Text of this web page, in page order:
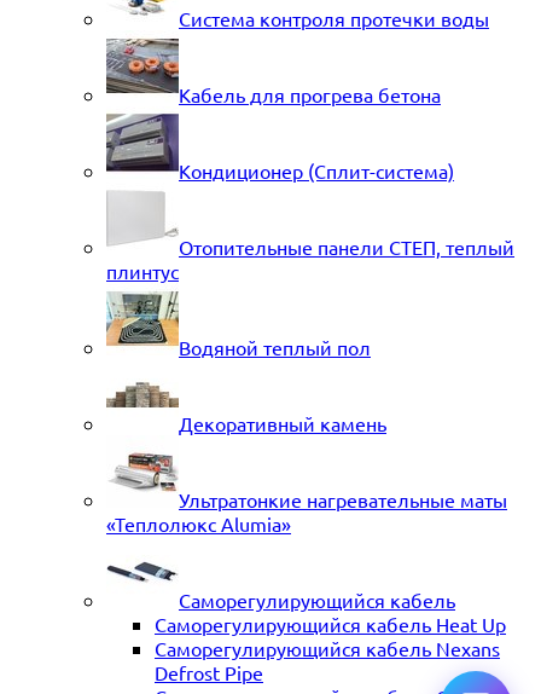
Система контроля протечки воды
Кабель для прогрева бетона
Кондиционер (Сплит-система)
Отопительные панели СТЕП, теплый
плинтус
Водяной теплый пол
Декоративный камень
Ультратонкие нагревательные маты
«Теплолюкс Alumia»
Саморегулирующийся кабель
Саморегулирующийся кабель Heat Up
Саморегулирующийся кабель Nexans
Defrost Pipe